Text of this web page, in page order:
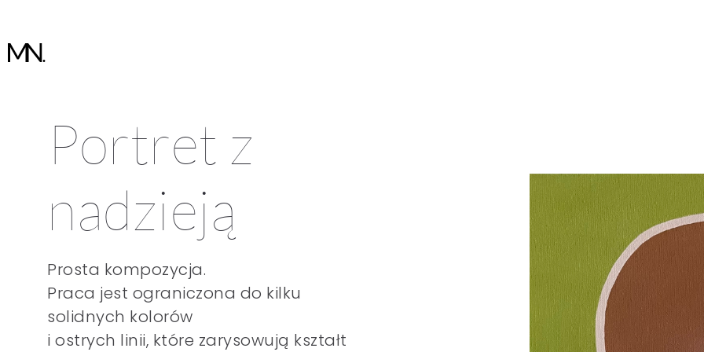
Portret z
nadzieją
Prosta kompozycja.
Praca jest ograniczona do kilku
solidnych kolorów
i ostrych linii, które zarysowują kształt